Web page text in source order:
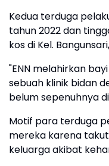
Kedua terduga
tahun 2022 dan
kos di Kel.
"ENN melahirkan
sebuah klinik bidan
belum sepenuhnya
Motif para terduga
mereka karena
keluarga akibat